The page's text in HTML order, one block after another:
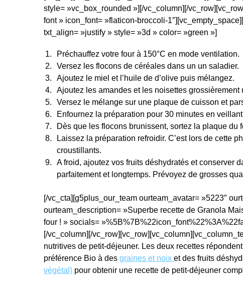
style= »vc_box_rounded »][/vc_column][/
font » icon_font= »flaticon-broccoli-
txt_align= »justify » style= »3d » color= »green »]
Préchauffez votre four à 150°C en mode ventilation.
Versez les flocons de céréales dans un un saladier.
Ajoutez le miel et l’huile de d’olive puis mélangez.
Ajoutez les amandes et les noisettes
Versez le mélange sur une plaque de cuisson et
Enfournez la préparation pour 30 minutes en
Dès que les flocons brunissent, sortez la plaque du
Laissez la préparation refroidir. C’est lors de cette
croustillants.
A froid, ajoutez vos fruits déshydratés et conserver
parfaitement et longtemps. Prévoyez de grosses
[/vc_cta][g5plus_our_team ourteam_avatar= »5223″
ourteam_description= »Superbe recette de Granola
four ! » socials=
[/vc_column][/
nutritives de petit-déjeuner. Les deux recettes
préférence Bio à des graines et noix et des fruits
végétal) pour obtenir une recette de petit-déjeuner